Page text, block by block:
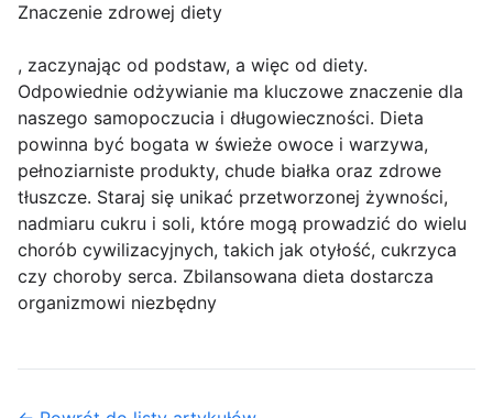
Znaczenie zdrowej diety
, zaczynając od podstaw, a więc od diety.
Odpowiednie odżywianie ma kluczowe znaczenie dla
naszego samopoczucia i długowieczności. Dieta
powinna być bogata w świeże owoce i warzywa,
pełnoziarniste produkty, chude białka oraz zdrowe
tłuszcze. Staraj się unikać przetworzonej żywności,
nadmiaru cukru i soli, które mogą prowadzić do wielu
chorób cywilizacyjnych, takich jak otyłość, cukrzyca
czy choroby serca. Zbilansowana dieta dostarcza
organizmowi niezbędny